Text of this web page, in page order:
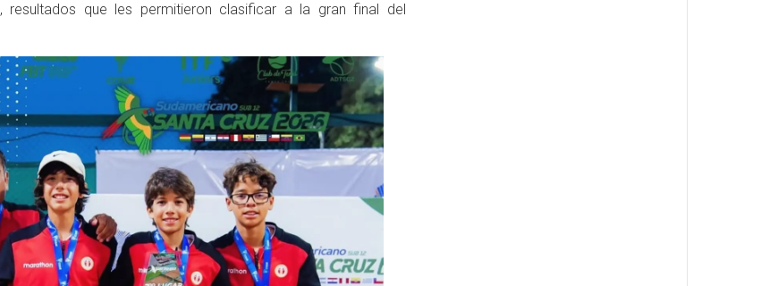
, resultados que les permitieron clasificar a la gran final del